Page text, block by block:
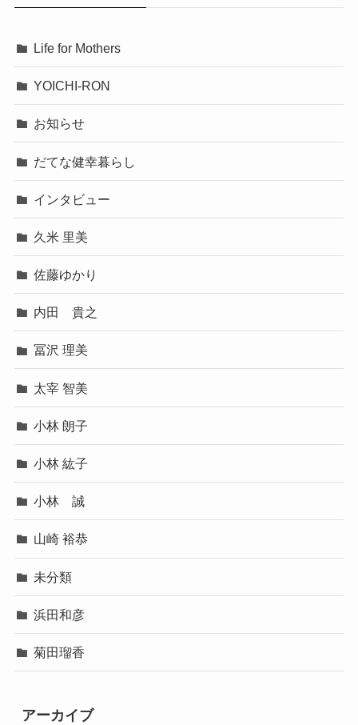
Life for Mothers
YOICHI-RON
お知らせ
だてな健幸暮らし
インタビュー
久米 里美
佐藤ゆかり
内田 貴之
冨沢 理美
太宰 智美
小林 朗子
小林 紘子
小林 誠
山崎 裕恭
未分類
浜田和彦
菊田瑠香
アーカイブ